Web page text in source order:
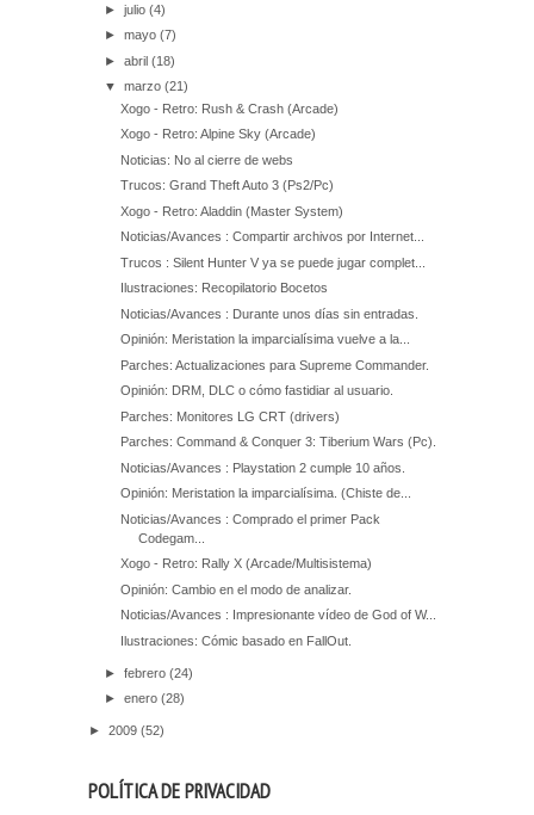
►julio(4)
►mayo(7)
►abril(18)
▼marzo(21)
Xogo - Retro: Rush & Crash (Arcade)
Xogo - Retro: Alpine Sky (Arcade)
Noticias: No al cierre de webs
Trucos: Grand Theft Auto 3 (Ps2/Pc)
Xogo - Retro: Aladdin (Master System)
Noticias/Avances : Compartir archivos por Internet...
Trucos : Silent Hunter V ya se puede jugar complet...
Ilustraciones: Recopilatorio Bocetos
Noticias/Avances : Durante unos días sin entradas.
Opinión: Meristation la imparcialísima vuelve a la...
Parches: Actualizaciones para Supreme Commander.
Opinión: DRM, DLC o cómo fastidiar al usuario.
Parches: Monitores LG CRT (drivers)
Parches: Command & Conquer 3: Tiberium Wars (Pc).
Noticias/Avances : Playstation 2 cumple 10 años.
Opinión: Meristation la imparcialísima. (Chiste de...
Noticias/Avances : Comprado el primer Pack
Codegam...
Xogo - Retro: Rally X (Arcade/Multisistema)
Opinión: Cambio en el modo de analizar.
Noticias/Avances : Impresionante vídeo de God of W...
Ilustraciones: Cómic basado en FallOut.
►febrero(24)
►enero(28)
► 2009 (52)
POLÍTICA DE PRIVACIDAD